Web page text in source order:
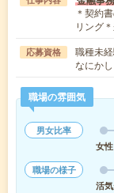
＊契約
リング
応募資格
職種未
なにか
職場の雰囲気
男女比率
女性
職場の様子
活